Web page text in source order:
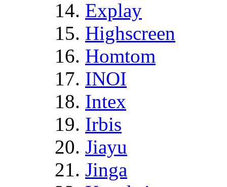
Explay
Highscreen
Homtom
INOI
Intex
Irbis
Jiayu
Jinga